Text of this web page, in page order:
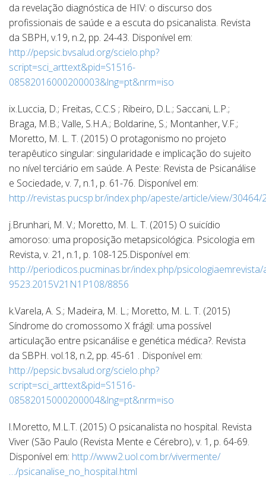
da revelação diagnóstica de HIV: o discurso dos
profissionais de saúde e a escuta do psicanalista. Revista
da SBPH, v.19, n.2, pp. 24-43. Disponível em:
http://pepsic.bvsalud.org/scielo.php?
script=sci_arttext&pid=S1516-
08582016000200003&lng=pt&nrm=iso
ix.Luccia, D.; Freitas, C.C.S ; Ribeiro, D.L.; Saccani, L.P.;
Braga, M.B.; Valle, S.H.A.; Boldarine, S.; Montanher, V.F.;
Moretto, M. L. T. (2015) O protagonismo no projeto
terapêutico singular: singularidade e implicação do sujeito
no nível terciário em saúde. A Peste: Revista de Psicanálise
e Sociedade, v. 7, n.1, p. 61-76. Disponível em:
http://revistas.pucsp.br/index.php/apeste/article/view/30464/
j.Brunhari, M. V.; Moretto, M. L. T. (2015) O suicídio
amoroso: uma proposição metapsicológica. Psicologia em
Revista, v. 21, n.1, p. 108-125.Disponível em:
http://periodicos.pucminas.br/index.php/
9523.2015V21N1P108/8856
k.Varela, A. S.; Madeira, M. L.; Moretto, M. L. T. (2015)
Síndrome do cromossomo X frágil: uma possível
articulação entre psicanálise e genética médica?. Revista
da SBPH. vol.18, n.2, pp. 45-61 . Disponível em:
http://pepsic.bvsalud.org/scielo.php?
script=sci_arttext&pid=S1516-
08582015000200004&lng=pt&nrm=iso
l.Moretto, M.L.T. (2015) O psicanalista no hospital. Revista
Viver (São Paulo (Revista Mente e Cérebro), v. 1, p. 64-69.
Disponível em: http://www2.uol.com.br/vivermente/
…/psicanalise_no_hospital.html